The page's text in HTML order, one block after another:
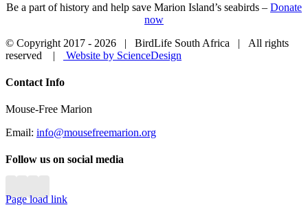
Be a part of history and help save Marion Island’s seabirds – Donate
now
© Copyright 2017 - 2026 | BirdLife South Africa | All rights
reserved |
Website by ScienceDesign
Close
Bar
Contact Info
Mouse-Free Marion
Email: info@mousefreemarion.org
Follow us on social media
Page load link